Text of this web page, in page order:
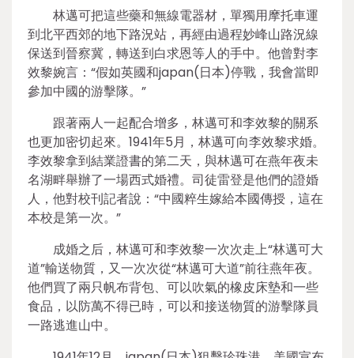
林邁可把這些藥和無線電器材，單獨用摩托車運
到北平西郊的地下路況站，再經由過程妙峰山路況線
保送到晉察冀，轉送到白求恩等人的手中。他曾對李
效黎婉言：“假如英國和japan(日本)停戰，我會當即
參加中國的游擊隊。”
跟著兩人一起配合增多，林邁可和李效黎的關系
也更加密切起來。1941年5月，林邁可向李效黎求婚。
李效黎拿到結業證書的第二天，與林邁可在燕年夜未
名湖畔舉辦了一場西式婚禮。司徒雷登是他們的證婚
人，他對校刊記者說：“中國粹生嫁給本國傳授，這在
本校是第一次。”
成婚之后，林邁可和李效黎一次次走上“林邁可大
道”輸送物質，又一次次從“林邁可大道”前往燕年夜。
他們買了兩只帆布背包、可以吹氣的橡皮床墊和一些
食品，以防萬不得已時，可以和接送物質的游擊隊員
一路逃進山中。